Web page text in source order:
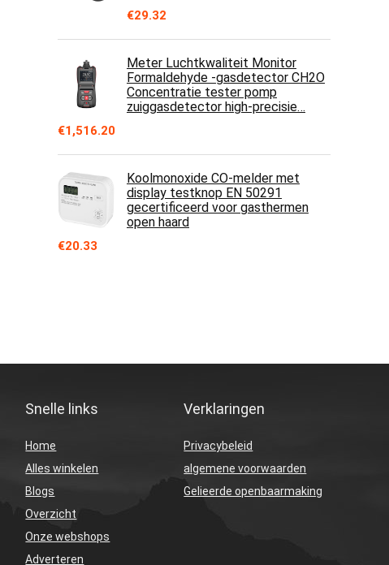
€29.32
Meter Luchtkwaliteit Monitor
Formaldehyde -gasdetector CH2O
Concentratie tester pomp
zuiggasdetector high-precisie…
€1,516.20
Koolmonoxide CO-melder met
display testknop EN 50291
gecertificeerd voor gasthermen
open haard
€20.33
Snelle links
Home
Alles winkelen
Blogs
Overzicht
Onze webshops
Adverteren
Verklaringen
Privacybeleid
algemene voorwaarden
Gelieerde openbaarmaking